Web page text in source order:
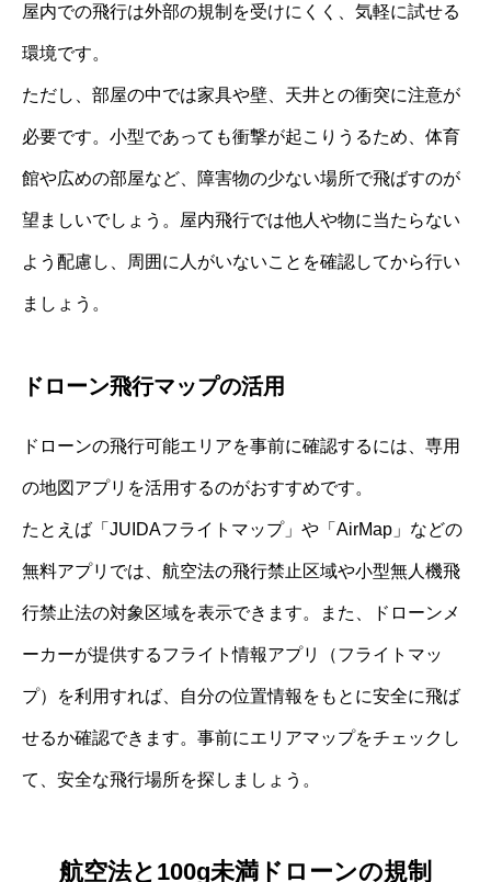
屋内での飛行は外部の規制を受けにくく、気軽に試せる
環境です。
ただし、部屋の中では家具や壁、天井との衝突に注意が
必要です。小型であっても衝撃が起こりうるため、体育
館や広めの部屋など、障害物の少ない場所で飛ばすのが
望ましいでしょう。屋内飛行では他人や物に当たらない
よう配慮し、周囲に人がいないことを確認してから行い
ましょう。
ドローン飛行マップの活用
ドローンの飛行可能エリアを事前に確認するには、専用
の地図アプリを活用するのがおすすめです。
たとえば「JUIDAフライトマップ」や「AirMap」などの
無料アプリでは、航空法の飛行禁止区域や小型無人機飛
行禁止法の対象区域を表示できます。また、ドローンメ
ーカーが提供するフライト情報アプリ（フライトマッ
プ）を利用すれば、自分の位置情報をもとに安全に飛ば
せるか確認できます。事前にエリアマップをチェックし
て、安全な飛行場所を探しましょう。
航空法と100g未満ドローンの規制